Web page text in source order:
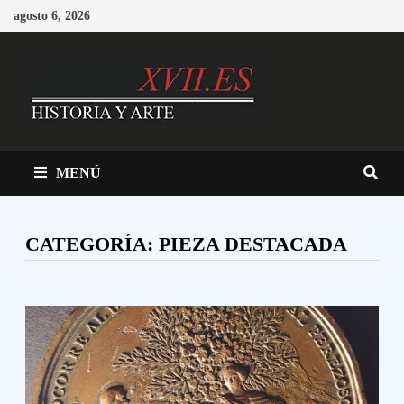
Saltar
al
agosto 6, 2026
MENÚ
CATEGORÍA:PIEZA DESTACADA